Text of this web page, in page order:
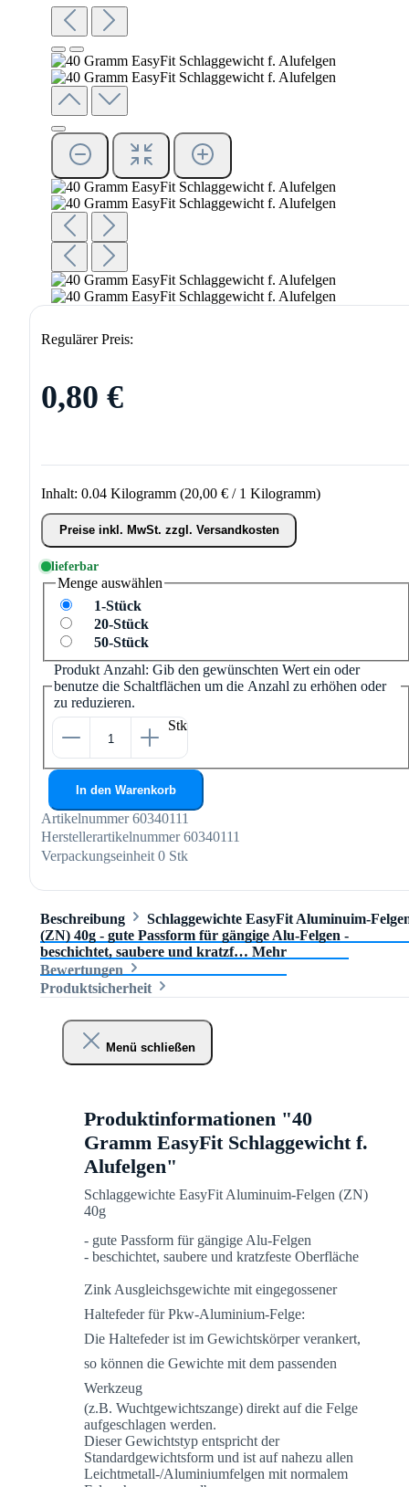
Regulärer Preis:
0,80 €
Inhalt: 0.04 Kilogramm (20,00 € / 1 Kilogramm)
Preise inkl. MwSt. zzgl. Versandkosten
lieferbar
Menge auswählen
1-Stück
20-Stück
50-Stück
Produkt Anzahl: Gib den gewünschten Wert ein oder
benutze die Schaltflächen um die Anzahl zu erhöhen oder
zu reduzieren.
Stk
In den Warenkorb
Artikelnummer 60340111
Herstellerartikelnummer 60340111
Verpackungseinheit 0 Stk
Beschreibung
Schlaggewichte EasyFit Aluminuim-
(ZN) 40g - gute Passform für gängige Alu-Felgen -
beschichtet, saubere und kratzf… Mehr
Bewertungen
Produktsicherheit
Menü schließen
Produktinformationen "40
Gramm EasyFit Schlaggewicht f.
Alufelgen"
Schlaggewichte EasyFit Aluminuim-Felgen (ZN)
40g
- gute Passform für gängige Alu-Felgen
- beschichtet, saubere und kratzfeste Oberfläche
Zink Ausgleichsgewichte mit eingegossener
Haltefeder für Pkw-Aluminium-Felge:
Die Haltefeder ist im Gewichtskörper verankert,
so können die Gewichte mit dem passenden
Werkzeug
(z.B. Wuchtgewichtszange) direkt auf die Felge
aufgeschlagen werden.
Dieser Gewichtstyp entspricht der
Standardgewichtsform und ist auf nahezu allen
Leichtmetall-/Aluminiumfelgen mit normalem